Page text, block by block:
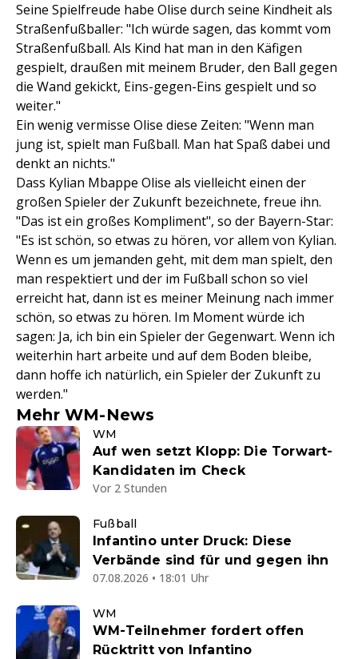
Seine Spielfreude habe Olise durch seine Kindheit als
Straßenfußballer: "Ich würde sagen, das kommt vom
Straßenfußball. Als Kind hat man in den Käfigen
gespielt, draußen mit meinem Bruder, den Ball gegen
die Wand gekickt, Eins-gegen-Eins gespielt und so
weiter."
Ein wenig vermisse Olise diese Zeiten: "Wenn man
jung ist, spielt man Fußball. Man hat Spaß dabei und
denkt an nichts."
Dass Kylian Mbappe Olise als vielleicht einen der
großen Spieler der Zukunft bezeichnete, freue ihn.
"Das ist ein großes Kompliment", so der Bayern-Star:
"Es ist schön, so etwas zu hören, vor allem von Kylian.
Wenn es um jemanden geht, mit dem man spielt, den
man respektiert und der im Fußball schon so viel
erreicht hat, dann ist es meiner Meinung nach immer
schön, so etwas zu hören. Im Moment würde ich
sagen: Ja, ich bin ein Spieler der Gegenwart. Wenn ich
weiterhin hart arbeite und auf dem Boden bleibe,
dann hoffe ich natürlich, ein Spieler der Zukunft zu
werden."
Mehr WM-News
WM
Auf wen setzt Klopp: Die Torwart-
Kandidaten im Check
Vor 2 Stunden
Fußball
Infantino unter Druck: Diese
Verbände sind für und gegen ihn
07.08.2026 • 18:01 Uhr
WM
WM-Teilnehmer fordert offen
Rücktritt von Infantino